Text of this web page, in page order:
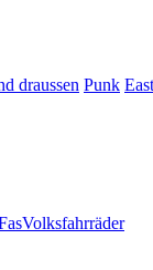
draussen Punk
Volksfahrräder